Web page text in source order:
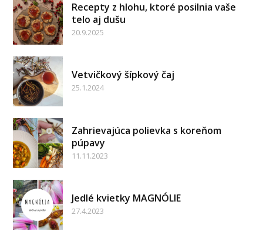
Recepty z hlohu, ktoré posilnia vaše
telo aj dušu
20.9.2025
Vetvičkový šípkový čaj
25.1.2024
Zahrievajúca polievka s koreňom
púpavy
11.11.2023
Jedlé kvietky MAGNÓLIE
27.4.2023